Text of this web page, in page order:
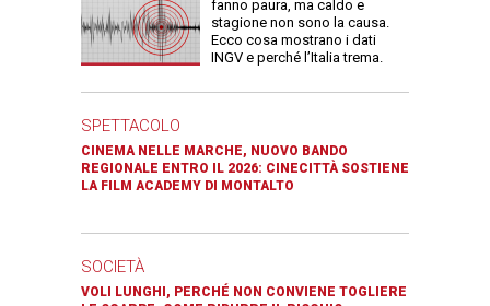
fanno paura, ma caldo e
stagione non sono la causa.
Ecco cosa mostrano i dati
INGV e perché l’Italia trema.
SPETTACOLO
CINEMA NELLE MARCHE, NUOVO BANDO
REGIONALE ENTRO IL 2026: CINECITTÀ SOSTIENE
LA FILM ACADEMY DI MONTALTO
SOCIETÀ
VOLI LUNGHI, PERCHÉ NON CONVIENE TOGLIERE